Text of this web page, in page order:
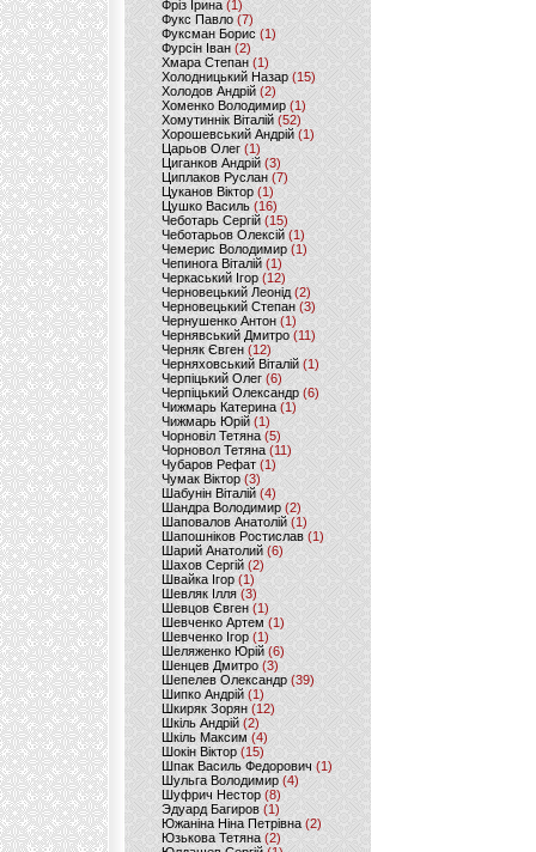
Фріз Ірина (1)
Фукс Павло (7)
Фуксман Борис (1)
Фурсін Іван (2)
Хмара Степан(1)
Холодницький Назар(15)
Холодов Андрій (2)
Хоменко Володимир (1)
Хомутиннік Віталій (52)
Хорошевський Андрій (1)
Царьов Олег (1)
Циганков Андрій (3)
Циплаков Руслан(7)
Цуканов Віктор (1)
Цушко Василь (16)
Чеботарь Сергій (15)
Чеботарьов Олексій (1)
Чемерис Володимир (1)
Чепинога Віталій (1)
Черкаський Ігор (12)
Черновецький Леонід(2)
Черновецький Степан (3)
Чернушенко Антон (1)
Чернявський Дмитро(11)
Черняк Євген(12)
Черняховський Віталій (1)
Черпіцький Олег (6)
Черпіцький Олександр (6)
Чижмарь Катерина (1)
Чижмарь Юрій (1)
Чорновіл Тетяна (5)
Чорновол Тетяна (11)
Чубаров Рефат (1)
Чумак Віктор(3)
Шабунін Віталій (4)
Шандра Володимир (2)
Шаповалов Анатолій(1)
Шапошніков Ростислав(1)
Шарий Анатолий(6)
Шахов Сергій(2)
Швайка Ігор (1)
Шевляк Ілля (3)
Шевцов Євген (1)
Шевченко Артем(1)
Шевченко Ігор(1)
Шеляженко Юрій (6)
Шенцев Дмитро (3)
Шепелев Олександр (39)
Шипко Андрій(1)
Шкиряк Зорян(12)
Шкіль Андрій(2)
Шкіль Максим (4)
Шокін Віктор (15)
Шпак Василь Федорович (1)
Шульга Володимир (4)
Шуфрич Нестор(8)
Эдуард Багиров (1)
Южаніна Ніна Петрівна (2)
Юзькова Тетяна(2)